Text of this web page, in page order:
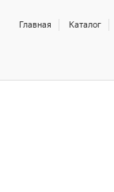
Главная Каталог